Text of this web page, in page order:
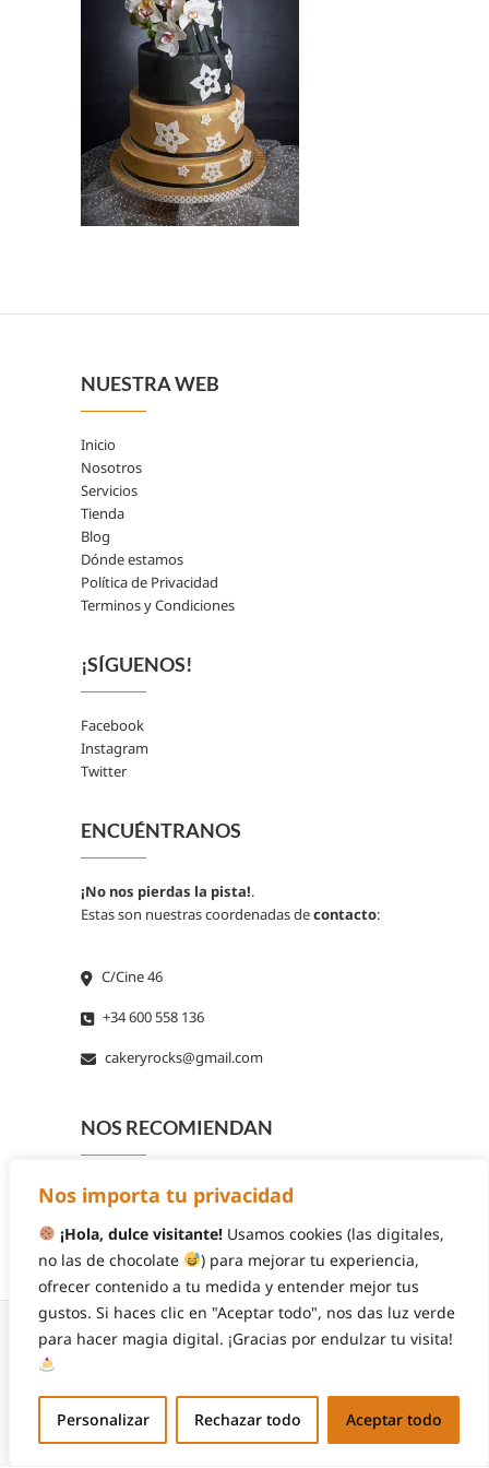
Nos importa tu privacidad
¡Hola, dulce visitante!Usamos cookies (las digitales,
no las de chocolate
) para mejorar tu experiencia,
ofrecer contenido a tu medida y entender mejor tus
gustos. Si haces clic en "Aceptar todo", nos das luz verde
para hacer magia digital. ¡Gracias por endulzar tu visita!
Personalizar Rechazar todo Aceptar todo
NUESTRA WEB
Inicio
Nosotros
Servicios
Tienda
Blog
Dónde estamos
Política de Privacidad
Terminos y Condiciones
¡SÍGUENOS!
Facebook
Instagram
Twitter
ENCUÉNTRANOS
¡No nos pierdas la pista!.
Estas son nuestras coordenadas decontacto:
C/Cine 46
+34 600 558 136
cakeryrocks@gmail.com
NOS RECOMIENDAN
© 2026 Cakery Rocks| Diseñado por:
Theme
Freesia| Funciona gracias a:WordPress